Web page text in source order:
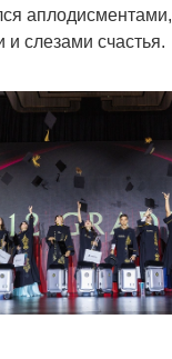
аплодисментами,
и слезами счастья.